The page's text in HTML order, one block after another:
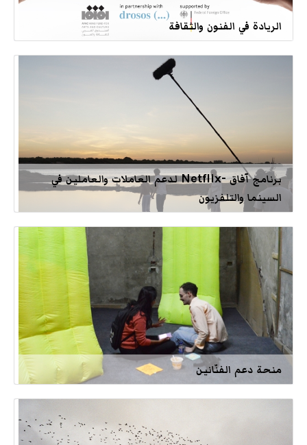
الريادة في الفنون والثقافة
برنامج آفاق -Netflix لدعم العاملات والعاملين في
السينما والتلفزيون
منحة دعم الفنّانين